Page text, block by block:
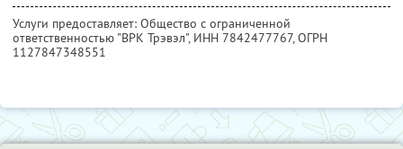
Услуги предоставляет: Общество с ограниченной
ответственностью "ВРК Трэвэл", ИНН 7842477767, ОГРН
1127847348551